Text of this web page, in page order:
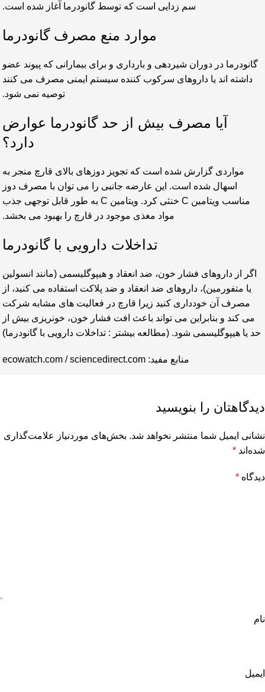
سم زدایی است که توسط گانودرما آغاز شده است.
موارد منع مصرف گانودرما
گانودرما در دوران شیردهی و بارداری و برای بیمارانی که پیوند عضو
داشته اند یا داروهای سرکوب کننده سیستم ایمنی مصرف می کنند
توصیه نمی شود.
آیا مصرف بیش از حد گانودرما عوارض
دارد؟
مواردی گزارش شده است که تجویز دوزهای بالای قارچ منجر به
اسهال شده است. این عارضه جانبی را می توان با مصرف دوز
مناسب ویتامین C خنثی کرد. ویتامین C به طور قابل توجهی جذب
مواد مغذی موجود در قارچ را بهبود می بخشد.
تداخلات دارویی با گانودرما
اگر از داروهای فشار خون، ضد انعقاد و هیپوگلیسمی (مانند انسولین
یا متفورمین)، داروهای ضد انعقاد و ضد پلاکت استفاده می کنید، از
مصرف آن خودداری کنید زیرا قارچ در فعالیت های مشابه شرکت
می کند و بنابراین می تواند باعث افت فشار خون، خونریزی بیش از
حد یا هیپوگلیسمی شود. (مطالعه بیشتر : تداخلات دارویی با گانودرما)
منابع مفید: ecowatch.com /sciencedirect.com
دیدگاهتان را بنویسید
نشانی ایمیل شما منتشر نخواهد شد. بخش‌های موردنیاز علامت‌گذاری
شده‌اند *
دیدگاه *
نام
ایمیل